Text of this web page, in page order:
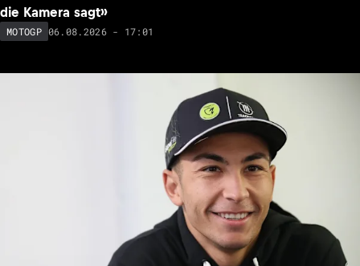
die Kamera sagt»
MOTOGP 06.08.2026 - 17:01